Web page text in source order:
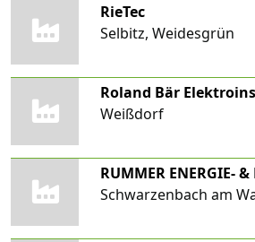
RieTec
Selbitz, Weidesgrün
Roland Bär
Weißdorf
Schwarzenbach am